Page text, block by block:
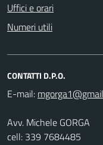
Uffici e orari
Numeri utili
CONTATTI D.P.O.
E-mail:
Avv. Michele GORGA
cell: 339 7684485